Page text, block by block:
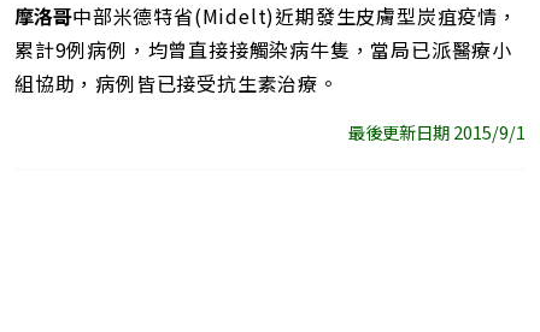
摩洛哥中部米德特省(Midelt)近期發生皮膚型炭疽疫情，
累計9例病例，均曾直接接觸染病牛隻，當局已派醫療小
組協助，病例皆已接受抗生素治療。
最後更新日期 2015/9/1